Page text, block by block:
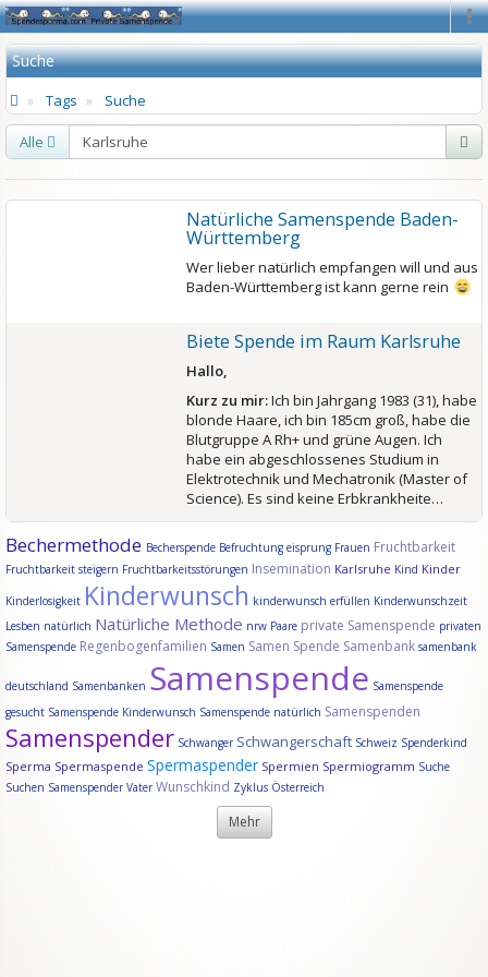
Suche
Tags Suche
Alle
Natürliche Samenspende Baden-
Württemberg
Wer lieber natürlich empfangen will und aus
Baden-Württemberg ist kann gerne rein
Biete Spende im Raum Karlsruhe
Hallo,
Kurz zu mir:Ich bin Jahrgang 1983 (31), habe
blonde Haare, ich bin 185cm groß, habe die
Blutgruppe A Rh+ und grüne Augen. Ich
habe ein abgeschlossenes Studium in
Elektrotechnik und Mechatronik (Master of
Science). Es sind keine Erbkrankheite…
Bechermethode Becherspende Befruchtung eisprung Frauen Fruchtbarkeit
Fruchtbarkeit steigern Fruchtbarkeitsstörungen Insemination Karlsruhe Kind Kinder
Kinderlosigkeit Kinderwunsch kinderwunsch erfüllen Kinderwunschzeit
Lesben natürlich Natürliche Methode nrw Paare private Samenspende privaten
Samenspende Regenbogenfamilien Samen Samen Spende Samenbank samenbank
deutschland Samenbanken Samenspende Samenspende
gesucht Samenspende Kinderwunsch Samenspende natürlich Samenspenden
Samenspender Schwanger Schwangerschaft Schweiz Spenderkind
Sperma Spermaspende Spermaspender Spermien Spermiogramm Suche
Suchen Samenspender Vater Wunschkind Zyklus Österreich
Mehr